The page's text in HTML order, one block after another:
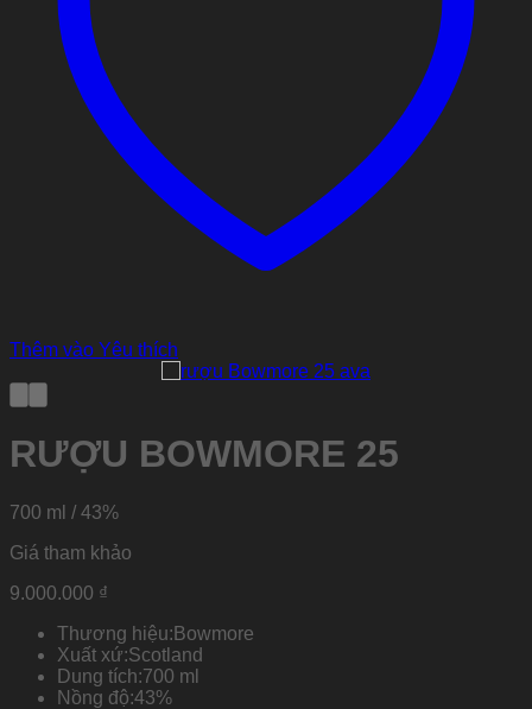
Thêm vào Yêu thích
RƯỢU BOWMORE 25
700 ml / 43%
Giá tham khảo
9.000.000 ₫
Thương hiệu: Bowmore
Xuất xứ:Scotland
Dung tích:700 ml
Nồng độ:43%